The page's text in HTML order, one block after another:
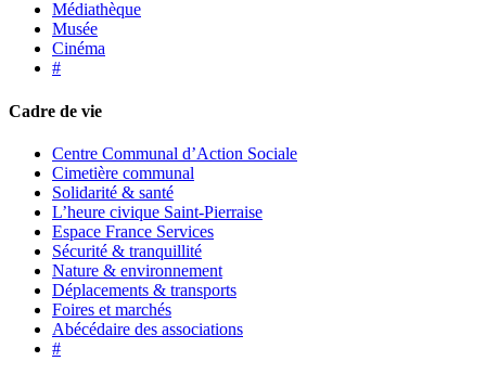
Médiathèque
Musée
Cinéma
#
Cadre de vie
Centre Communal d’Action Sociale
Cimetière communal
Solidarité & santé
L’heure civique Saint-Pierraise
Espace France Services
Sécurité & tranquillité
Nature & environnement
Déplacements & transports
Foires et marchés
Abécédaire des associations
#